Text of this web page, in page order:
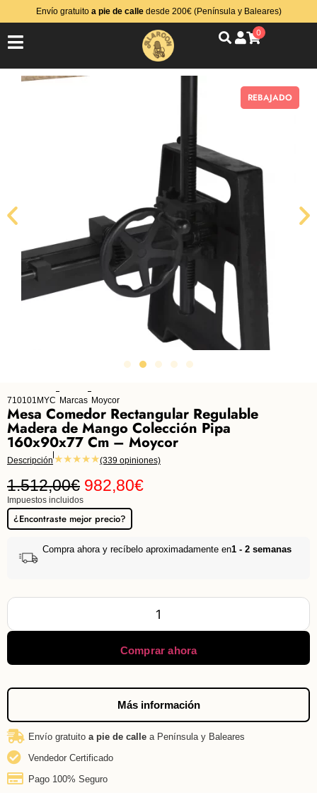
Envío gratuito a pie de calledesde 200€ (Península y Baleares)
0
REBAJADO
710101MYC Marcas Moycor
Mesa Comedor Rectangular Regulable
Madera de Mango Colección Pipa
160x90x77 Cm – Moycor
Descripción ★★★★★(339 opiniones)
1.512,00€ 982,80€
Impuestos incluidos
¿Encontraste mejor precio?
Compra ahora y recíbelo aproximadamente en1 - 2 semanas
Comprar ahora
Más información
Envío gratuito a pie de calle a Península y Baleares
Vendedor Certificado
Pago 100% Seguro